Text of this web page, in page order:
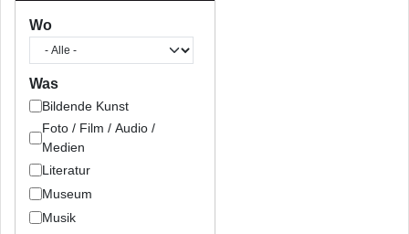
Wo
Was
Bildende Kunst
Foto / Film / Audio /
Medien
Literatur
Museum
Musik